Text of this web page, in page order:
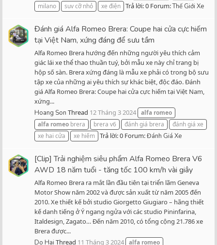
milano
suv cỡ nhỏ xe điện Trả lời: 0 Forum:Thế Giới Xe
Đánh giá Alfa Romeo Brera: Coupe hai cửa cực hiếm
tại Việt Nam, xứng đáng để sưu tầm
Alfa Romeo Brera hướng đến những người yêu thích cảm
giác lái xe thể thao thuần tuý, bởi mẫu xe này chỉ trang bị
hộp số sàn. Brera xứng đáng là mẫu xe phải có trong bộ sưu
tập xe của những ai yêu thích sự khác biệt, độc đáo. Đánh
giá Alfa Romeo Brera: Coupe hai cửa cực hiếm tại Việt Nam,
xứng...
Hoang Son Thread 12 Tháng 3 2024 alfa romeo
alfa romeo brera brera v6 đánh giá brera
đánh giá xe
xe hai cửa
xe hiếm Trả lời: 0 Forum:Đánh Giá Xe
[Clip] Trải nghiệm siêu phẩm Alfa Romeo Brera V6
AWD 18 năm tuổi - tăng tốc 100 km/h vài giây
Alfa Romeo Brera ra mắt lần đầu tiên tại triển lãm Geneva
Motor Show năm 2002 và được sản xuất từ năm 2005 đến
2010. Xe thiết kế bởi studio Giorgetto Giugiaro – hãng thiết
kế danh tiếng ở Ý ngang ngửa với các studio Pininfarina,
Italdesign, Zagato… Đến năm 2010, có tổng cộng 21.786 xe
Brera được...
Do Hai Thread 11 Tháng 3 2024 alfa romeo